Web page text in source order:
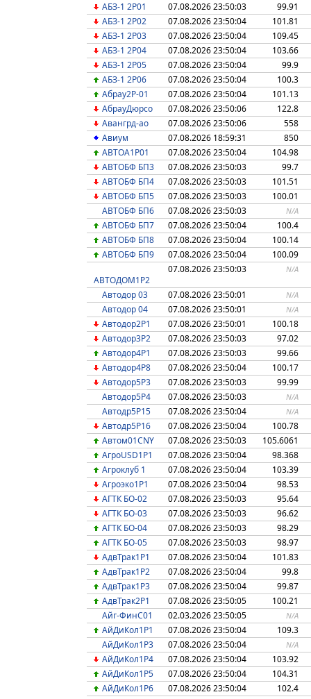
АБЗ-1 2Р01
07.08.2026 23:50:03
99.91
АБЗ-1 2Р02
07.08.2026 23:50:04
101.81
АБЗ-1 2Р03
07.08.2026 23:50:04
109.45
АБЗ-1 2Р04
07.08.2026 23:50:04
103.66
АБЗ-1 2Р05
07.08.2026 23:50:04
99.9
АБЗ-1 2Р06
07.08.2026 23:50:04
100.3
Абрау2P-01
07.08.2026 23:50:04
101.13
АбрауДюрсо
07.08.2026 23:50:06
122.8
Авангрд-ао
07.08.2026 23:50:06
558
Авиум
07.08.2026 18:59:31
850
АВТОА1P01
07.08.2026 23:50:04
104.98
АВТОБФ БП3
07.08.2026 23:50:03
99.7
АВТОБФ БП4
07.08.2026 23:50:03
101.51
АВТОБФ БП5
07.08.2026 23:50:03
100.01
АВТОБФ БП6
07.08.2026 23:50:03 N/A
АВТОБФ БП7 07.08.2026 23:50:04
100.4
АВТОБФ БП8
07.08.2026 23:50:04
100.14
АВТОБФ БП9
07.08.2026 23:50:04 100.09
АВТОДОМ1Р2
07.08.2026 23:50:03 N/A
Автодор 03 07.08.2026 23:50:01 N/A
Автодор 04 07.08.2026 23:50:01 N/A
Автодор2Р1 07.08.2026 23:50:01
100.18
Автодор3Р2
07.08.2026 23:50:03
97.02
Автодор4Р1
07.08.2026 23:50:03
99.66
Автодор4Р8
07.08.2026 23:50:04
100.17
Автодор5Р3
07.08.2026 23:50:03
99.99
Автодор5Р4
07.08.2026 23:50:03 N/A
Автодр5Р15 07.08.2026 23:50:04 N/A
Автодр5Р16 07.08.2026 23:50:04
100.78
Автом01CNY
07.08.2026 23:50:03
105.6061
АгроUSD1P1
07.08.2026 23:50:04
98.368
Агроклуб 1
07.08.2026 23:50:04
103.39
Агроэко1Р1
07.08.2026 23:50:04
98.53
АГТК БО-02
07.08.2026 23:50:03
95.64
АГТК БО-03
07.08.2026 23:50:03
96.62
АГТК БО-04
07.08.2026 23:50:03
98.29
АГТК БО-05
07.08.2026 23:50:03
98.97
АдвТрак1Р1
07.08.2026 23:50:04
101.83
АдвТрак1Р2
07.08.2026 23:50:04
99.8
АдвТрак1Р3
07.08.2026 23:50:04
99.87
АдвТрак2Р1
07.08.2026 23:50:05
100.21
Айг-ФинC01
02.03.2026 23:50:05 N/A
АйДиКол1P1 07.08.2026 23:50:04
109.3
АйДиКол1P3
07.08.2026 23:50:04 N/A
АйДиКол1P4 07.08.2026 23:50:04
103.92
АйДиКол1P5
07.08.2026 23:50:04
104.31
АйДиКол1P6
07.08.2026 23:50:04
102.4